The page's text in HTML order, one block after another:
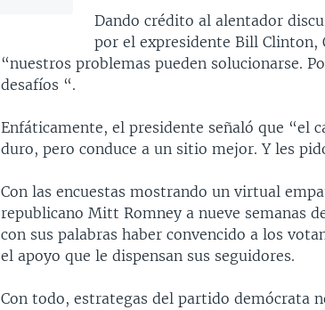
Dando crédito al alentador
por el expresidente Bill
“nuestros problemas pueden solucionarse.
desafíos “.
Enfáticamente, el presidente señaló que “el
duro, pero conduce a un sitio mejor. Y les
Con las encuestas mostrando un virtual
republicano Mitt Romney a nueve semanas
con sus palabras haber convencido a los
el apoyo que le dispensan sus seguidores.
Con todo, estrategas del partido demócrata